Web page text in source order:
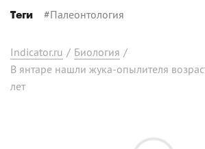
Теги #Палеонтология
Indicator.ru / Биология /
В янтаре нашли жука-опылителя
лет